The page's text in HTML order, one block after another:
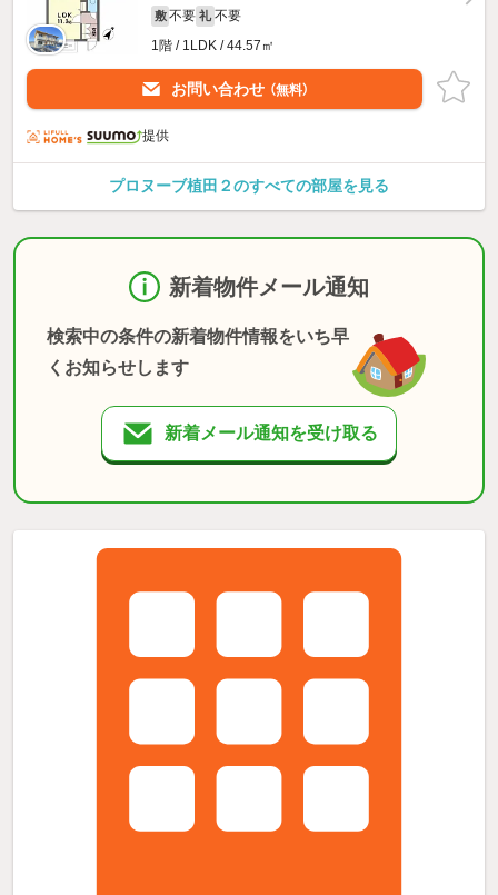
敷 不要 礼 不要
1階 / 1LDK / 44.57㎡
お問い合わせ （無料）
提供
プロヌーブ植田２のすべての部屋を見る
新着物件メール通知
検索中の条件の新着物件情報をいち早
くお知らせします
新着メール通知を受け取る